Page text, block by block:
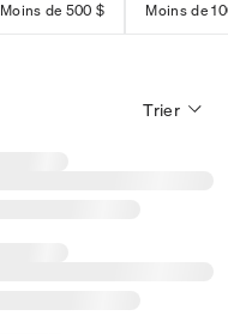
Moins de 500 $ Moins de
Trier